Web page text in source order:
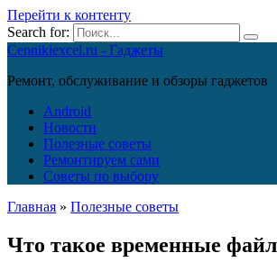
Перейти к контенту
Search for:
Cennikiexcel.ru - Гаджеты
Ремонт, обслуживание и обзоры гаджетов
Android
Новости
Полезные советы
Ремонтируем сами
Советы по выбору
Главная » Полезные советы
Что такое временные